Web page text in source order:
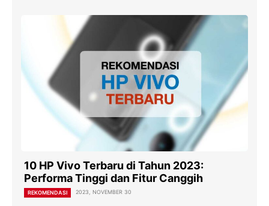
10 HP Vivo Terbaru di Tahun 2023:
Performa Tinggi dan Fitur Canggih
REKOMENDASI 2023, NOVEMBER 30